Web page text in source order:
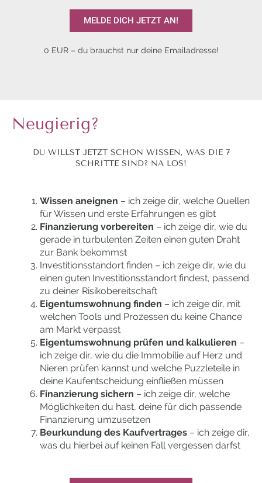
MELDE DICH JETZT AN!
0 EUR – du brauchst nur deine Emailadresse!
Neugierig?
DU WILLST JETZT SCHON WISSEN, WAS DIE 7
SCHRITTE SIND? NA LOS!
Wissen aneignen – ich zeige dir, welche Quellen
für Wissen und erste Erfahrungen es gibt
Finanzierung vorbereiten – ich zeige dir, wie du
gerade in turbulenten Zeiten einen guten Draht
zur Bank bekommst
Investitionsstandort finden – ich zeige dir, wie du
einen guten Investitionsstandort findest, passend
zu deiner Risikobereitschaft
Eigentumswohnung finden – ich zeige dir, mit
welchen Tools und Prozessen du keine Chance
am Markt verpasst
Eigentumswohnung prüfen und kalkulieren –
ich zeige dir, wie du die Immobilie auf Herz und
Nieren prüfen kannst und welche Puzzleteile in
deine Kaufentscheidung einfließen müssen
Finanzierung sichern – ich zeige dir, welche
Möglichkeiten du hast, deine für dich passende
Finanzierung umzusetzen
Beurkundung des Kaufvertrages – ich zeige dir,
was du hierbei auf keinen Fall vergessen darfst